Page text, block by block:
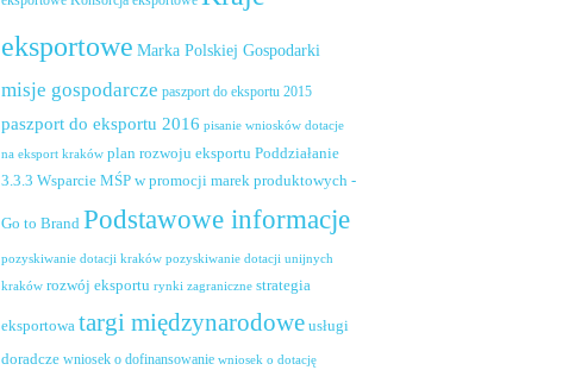
eksportowe Marka Polskiej Gospodarki
misje gospodarcze paszport do eksportu 2015
paszport do eksportu 2016 pisanie wniosków dotacje
na eksport kraków plan rozwoju eksportu Poddziałanie
3.3.3 Wsparcie MŚP w promocji marek produktowych -
Go to Brand Podstawowe informacje
pozyskiwanie dotacji kraków pozyskiwanie dotacji unijnych
kraków rozwój eksportu rynki zagraniczne strategia
eksportowa targi międzynarodowe usługi
doradcze wniosek o dofinansowanie wniosek o dotację